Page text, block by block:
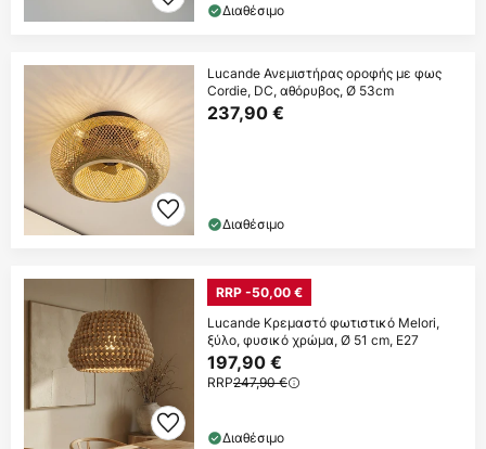
Διαθέσιμο
Lucande Ανεμιστήρας οροφής με φως
Cordie, DC, αθόρυβος, Ø 53cm
237,90 €
Διαθέσιμο
RRP -50,00 €
Lucande Κρεμαστό φωτιστικό Melori,
ξύλο, φυσικό χρώμα, Ø 51 cm, E27
197,90 €
RRP247,90 €
Διαθέσιμο